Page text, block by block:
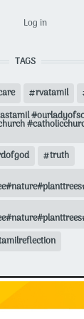
Log in
TAGS
rvatamil
truth
RVA APP